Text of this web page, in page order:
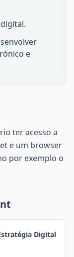
e
ter acesso a
e um browser
por exemplo o
Digital